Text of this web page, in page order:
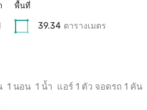
พื้นที่
39.34 ตารางเมตร
1 นอน 1 น้ำ แอร์ 1 ตัว จอดรถ 1 คัน